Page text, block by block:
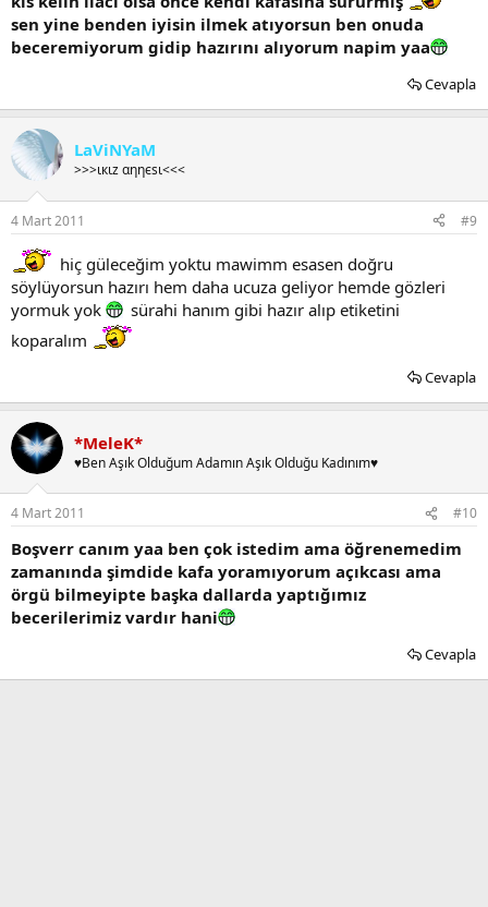
sen yine benden iyisin ilmek atıyorsun ben onuda
beceremiyorum gidip hazırını alıyorum napim yaa
Cevapla
LaViNYaM
>>>ιкιz αηηєѕι<<<
4 Mart 2011 #9
hiç güleceğim yoktu mawimm esasen doğru
söylüyorsun hazırı hem daha ucuza geliyor hemde gözleri
yormuk yok
sürahi hanım gibi hazır alıp etiketini
koparalım
Cevapla
*MeleK*
♥Ben Aşık Olduğum Adamın Aşık Olduğu Kadınım♥
4 Mart 2011 #10
Boşverr canım yaa ben çok istedim ama öğrenemedim
zamanında şimdide kafa yoramıyorum açıkcası ama
örgü bilmeyipte başka dallarda yaptığımız
becerilerimiz vardır hani
Cevapla